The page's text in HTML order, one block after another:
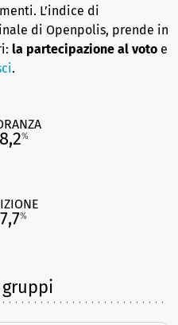
L’indice di
di Openpolis, prende in
la partecipazione al voto e
.
%
%